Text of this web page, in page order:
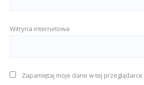
Witryna internetowa
Zapamiętaj moje dane w tej